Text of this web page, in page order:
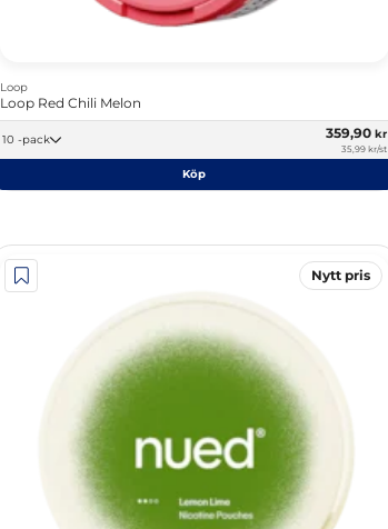
Loop
Loop Red Chili Melon
10 -pack 359,90kr
35,99 kr/st
Köp
Nytt pris